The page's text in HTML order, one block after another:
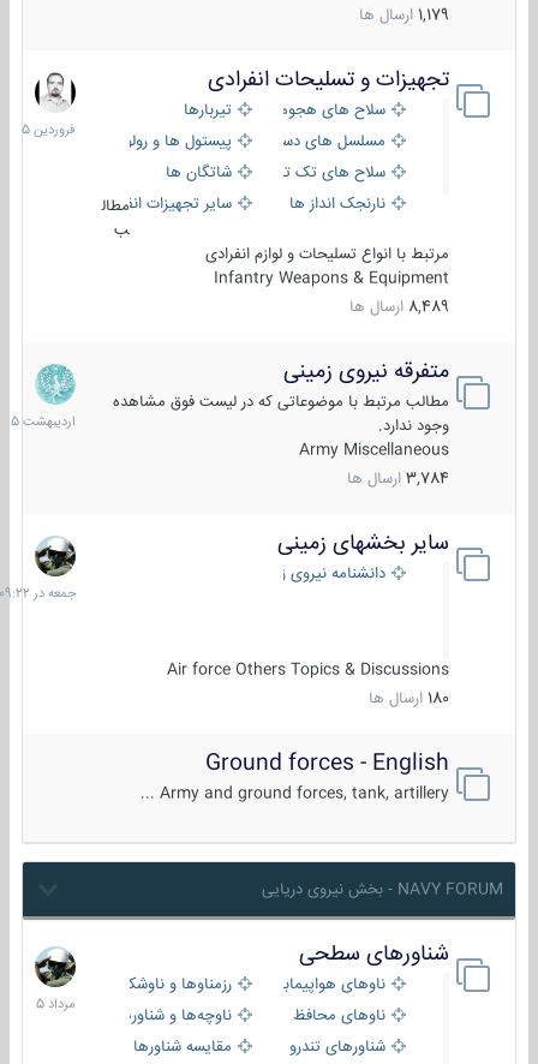
1,179 ارسال ها
تجهیزات و تسلیحات انفرادی
سلاح های هجومی
تیربارها
مسلسل های دستی
پیستول ها و رولورها
سلاح های تک تیر اندازیشاتگان ها
نارنجک انداز ها
سایر تجهیزات انفرادی
مطال
ب
مرتبط با انواع تسلیحات و لوازم انفرادی
Infantry Weapons & Equipment
8,489 ارسال ها
17
فروردین
1405
متفرقه نیروی زمینی
مطالب مرتبط با موضوعاتی که در لیست فوق مشاهده
وجود ندارد.
Army Miscellaneous
3,784 ارسال ها
27
1405
سایر بخشهای زمینی
دانشنامه نیروی زمینی
Air force Others Topics & Discussions
180 ارسال ها
جمعه
در
09:22
Ground forces - English
Army and ground forces, tank, artillery ...
NAVY FORUM - بخش نیروی دریایی
شناورهای سطحی
ناوهای هواپیمابر و بالگرد بررزمناوها و ناوشکن‌ها
ناوهای محافظ
ناوچه‌ها و شناورهای گشتی
شناورهای تندرو
مقایسه شناورها
2
مرداد
1405